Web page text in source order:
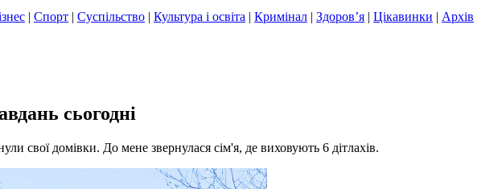
| Спорт | Суспільство | Культура і освіта | Кримінал | Здоров’я | Цікавинки | Архів
сьогодні
свої домівки. До мене звернулася сім'я, де виховують 6 дітлахів.